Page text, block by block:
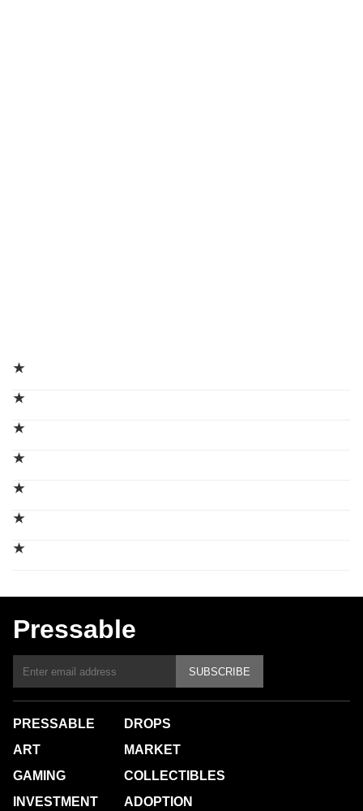
★
★
★
★
★
★
★
Pressable
SUBSCRIBE
PRESSABLE
ART
GAMING
INVESTMENT
DROPS
MARKET
COLLECTIBLES
ADOPTION